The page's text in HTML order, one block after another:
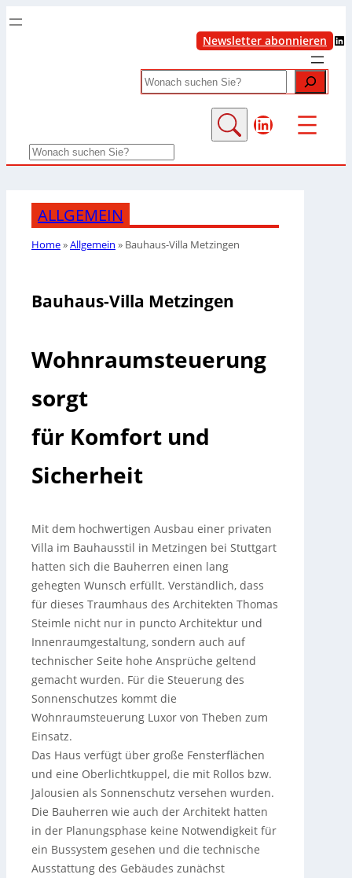
Newsletter abonnieren LinkedIn
Search
LinkedIn
Search
ALLGEMEIN
Home»Allgemein » Bauhaus-Villa Metzingen
Bauhaus-Villa Metzingen
Wohnraumsteuerung
sorgt
für Komfort und
Sicherheit
Mit dem hochwertigen Ausbau einer privaten
Villa im Bauhausstil in Metzingen bei Stuttgart
hatten sich die Bauherren einen lang
gehegten Wunsch erfüllt. Verständlich, dass
für dieses Traumhaus des Architekten Thomas
Steimle nicht nur in puncto Architektur und
Innenraumgestaltung, sondern auch auf
technischer Seite hohe Ansprüche geltend
gemacht wurden. Für die Steuerung des
Sonnenschutzes kommt die
Wohnraumsteuerung Luxor von Theben zum
Einsatz.
Das Haus verfügt über große Fensterflächen
und eine Oberlichtkuppel, die mit Rollos bzw.
Jalousien als Sonnenschutz versehen wurden.
Die Bauherren wie auch der Architekt hatten
in der Planungsphase keine Notwendigkeit für
ein Bussystem gesehen und die technische
Ausstattung des Gebäudes zunächst